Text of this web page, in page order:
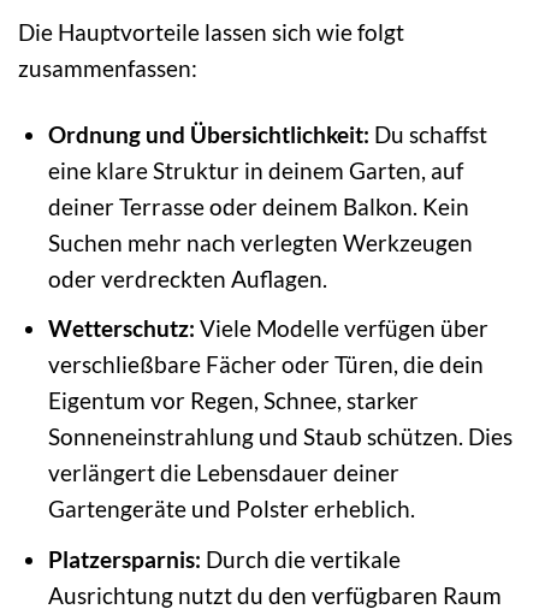
Die Hauptvorteile lassen sich wie folgt
zusammenfassen:
Ordnung und Übersichtlichkeit: Du schaffst
eine klare Struktur in deinem Garten, auf
deiner Terrasse oder deinem Balkon. Kein
Suchen mehr nach verlegten Werkzeugen
oder verdreckten Auflagen.
Wetterschutz: Viele Modelle verfügen über
verschließbare Fächer oder Türen, die dein
Eigentum vor Regen, Schnee, starker
Sonneneinstrahlung und Staub schützen. Dies
verlängert die Lebensdauer deiner
Gartengeräte und Polster erheblich.
Platzersparnis: Durch die vertikale
Ausrichtung nutzt du den verfügbaren Raum